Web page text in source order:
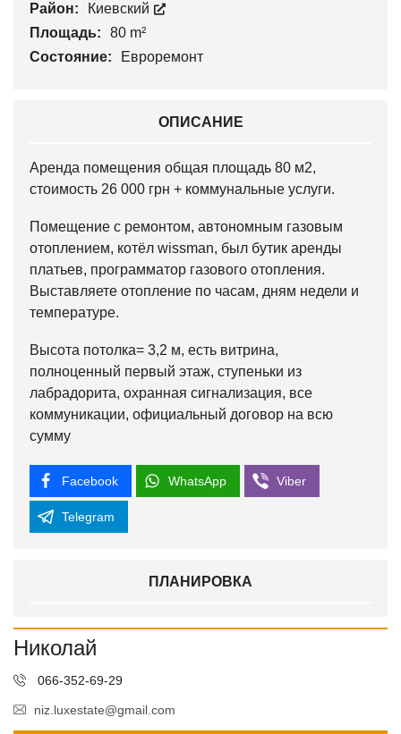
Район:
Киевский
Площадь:
80 m²
Состояние:
Евроремонт
ОПИСАНИЕ
Аренда помещения общая площадь 80 м2,
стоимость 26 000 грн + коммунальные услуги.
Помещение с ремонтом, автономным газовым
отоплением, котёл wissman, был бутик аренды
платьев, программатор газового отопления.
Выставляете отопление по часам, дням недели и
температуре.
Высота потолка= 3,2 м, есть витрина,
полноценный первый этаж, ступеньки из
лабрадорита, охранная сигнализация, все
коммуникации, официальный договор на всю
сумму
Facebook WhatsApp Viber
Telegram
ПЛАНИРОВКА
Николай
066-352-69-29
niz.luxestate@gmail.com